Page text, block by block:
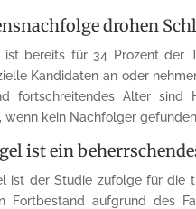
drohen
ist bereits für 34 Prozent der
Kandidaten an oder
fortschreitendes Alter
wenn kein Nachfolger
ist ein
ist der Studie zufolge für die
Fortbestand aufgrund des